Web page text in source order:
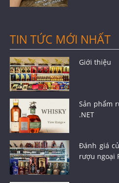
TIN TỨC MỚI NHẤT
Giới thiệu
Sản phẩm
.NET
Đánh giá
rượu ngoại